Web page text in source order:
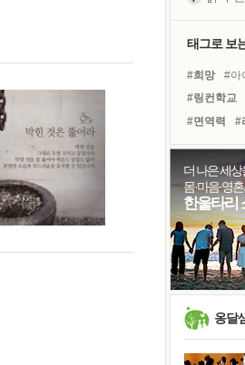
졸업
슬럼프
보고
못된
희망이
'모른
태그로 보
#희망
#아
#링컨학교
#면역력
#
#비전캠프
#독서
#명
#힐링
#유
#다짐
#사
#극복
#친
더 나은 세상
몸·마음·영
한울타리
옹달